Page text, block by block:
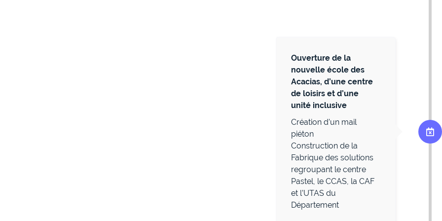
Ouverture de la
nouvelle école des
Acacias, d’une centre
de loisirs et d’une
unité inclusive
Création d’un mail
piéton
Construction de la
Fabrique des solutions
regroupant le centre
Pastel, le CCAS, la CAF
et l’UTAS du
Département